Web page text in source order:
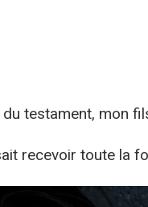
testament, mon
recevoir toute la